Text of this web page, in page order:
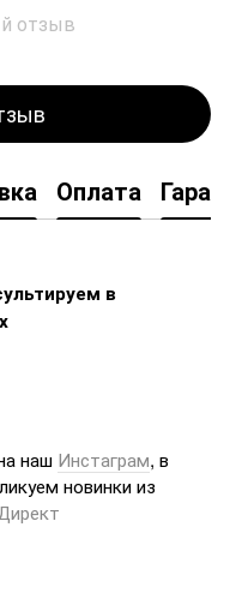
отзыв
Оплата
в
наш Инстаграм, в
новинки из